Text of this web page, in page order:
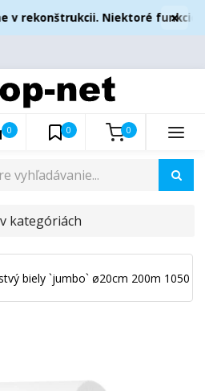
rekonštrukcii. Niektoré funkcie
×
0 0 0
biely `jumbo` ø20cm 200m 1050